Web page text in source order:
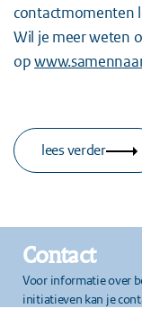
contactmomenten
Wil je meer weten
op
lees verder
Contact
Voor informatie over
initiatieven kan je